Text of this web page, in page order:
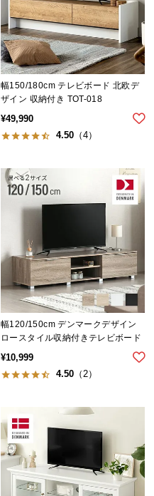
幅150/180cm テレビボード 北欧デ
ザイン 収納付き TOT-018
¥49,990
4.50 （4）
幅120/150cm デンマークデザイン
ロースタイル収納付きテレビボード
¥10,999
4.50 （2）